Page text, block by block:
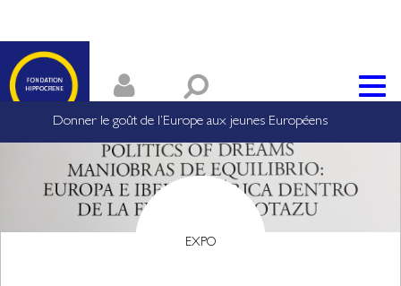
Donner le goût de l’Europe aux jeunes Européens
EXPO